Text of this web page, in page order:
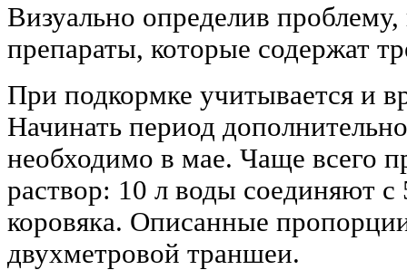
Визуально определив
препараты, которые содержат
При подкормке учитывается и
Начинать период
необходимо в мае. Чаще всего
раствор: 10 л воды соединяют
коровяка. Описанные
двухметровой траншеи.